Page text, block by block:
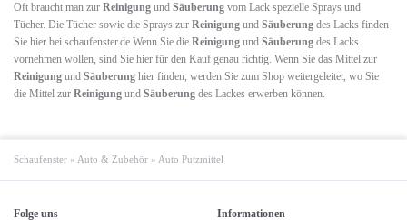
Oft braucht man zur Reinigung und Säuberung vom Lack spezielle Sprays und
Tücher. Die Tücher sowie die Sprays zur Reinigung und Säuberung des Lacks finden
Sie hier bei schaufenster.de Wenn Sie die Reinigung und Säuberung des Lacks
vornehmen wollen, sind Sie hier für den Kauf genau richtig. Wenn Sie das Mittel zur
Reinigung und Säuberung hier finden, werden Sie zum Shop weitergeleitet, wo Sie
die Mittel zur Reinigung und Säuberung des Lackes erwerben können.
Schaufenster » Auto & Zubehör » Auto Putzmittel
Folge uns Informationen